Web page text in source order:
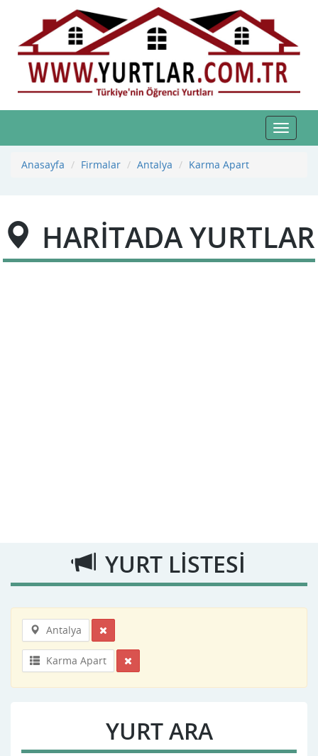
Toggle
Anasayfa
Firmalar Antalya Karma Apart
HARİTADA YURTLAR
YURT LİSTESİ
Antalya
Karma Apart
YURT ARA